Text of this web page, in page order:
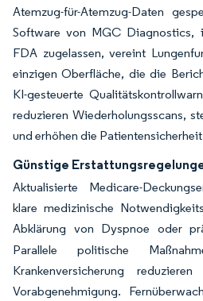
Atemzug-für-Atemzug-Daten
Software von MGC
FDA zugelassen, vereint
einzigen Oberfläche, die die
KI-gesteuerte
reduzieren Wiederholungsscans,
und erhöhen die
Günstige
Aktualisierte Medicare-
klare medizinische
Abklärung von Dyspnoe oder
Parallele politische
Krankenversicherung
Vorabgenehmigung.